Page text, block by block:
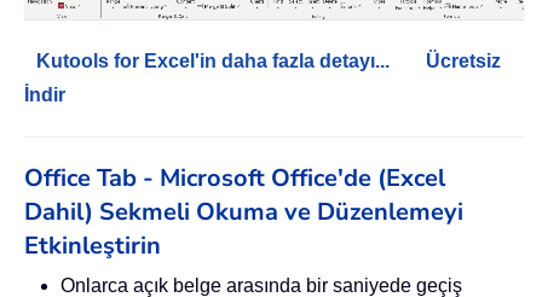
Kutools for Excel'in daha fazla detayı...
Ücretsiz
İndir
Office Tab - Microsoft Office'de (Excel
Dahil) Sekmeli Okuma ve Düzenlemeyi
Etkinleştirin
Onlarca açık belge arasında bir saniyede geçiş